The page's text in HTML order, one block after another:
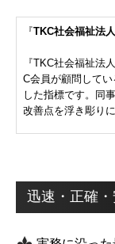
『TKC社会福祉法
『TKC社会福祉法
C会員が顧問して
した指標です。同
改善点を浮き彫りに
迅速・正確